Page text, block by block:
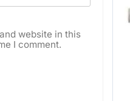
website in this
I comment.